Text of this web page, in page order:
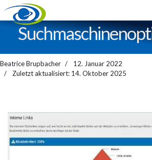
Beatrice Brupbacher
12. Januar 2022
Zuletzt aktualisiert: 14. Oktober 2025